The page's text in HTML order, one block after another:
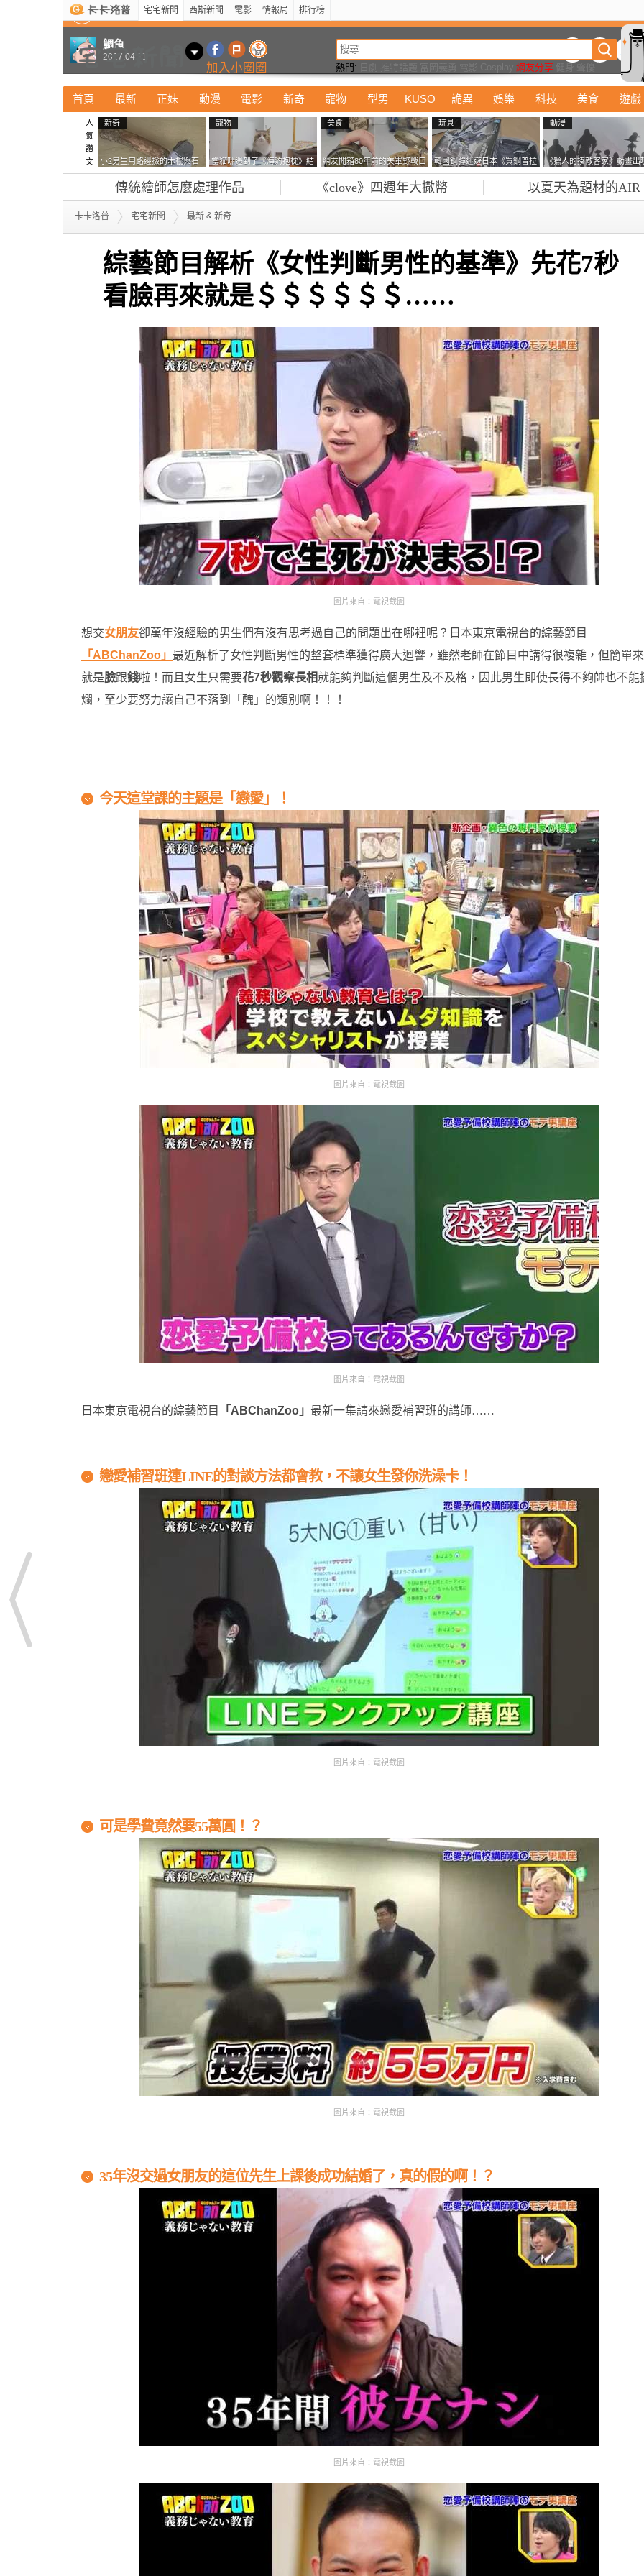
宅宅新聞 西斯新聞 電影 情報局 排行榜
加入小圈圈 熱門: 網友分享
首頁 最新 正妹 動漫 電影 新奇 寵物 型男 KUSO 詭異 娛樂 科技 美食 遊戲
人
氣
讚
文
新奇
小2男生用路邊撿的木棍與石
頭做成了《石斧》馬麻打開書
包嚇一跳怎麼會有這種東
西！？
寵物
當貓咪遇到了《海豹抱枕》結
果玩了10天後，海豹一整個走
鐘笑翻網友
美食
網友開箱80年前的美軍野戰口
糧 罐頭本身保存良好，但裡
面的味道...
玩具
韓國鋼彈迷遊日本《買鋼普拉
塞不進行李箱》網友們集思廣
益提供解方了……
動漫
《獵人的揍敵客家》動畫出
的這個剪影是誰？你是不是
記還有這號人物了
傳統繪師怎麼處理作品 《clove》四週年大撒幣 以夏天為題材的AIR
卡卡洛普 宅宅新聞 最新 & 新奇
綜藝節目解析《女性判斷男性的基準》先花7秒
看臉再來就是＄＄＄＄＄＄……
最新 新奇 正妹 寵物 型男 Kuso 科技 動漫
鯛魚
2017.04.11
圖片來自：電視截圖
想交女朋友卻萬年沒經驗的男生們有沒有思考過自己的問題出在哪裡呢？日本東京電視台的綜藝節目
「ABChanZoo」 最近解析了女性判斷男性的整套標準獲得廣大迴響，雖然老師在節目中講得很複雜，但簡單
就是臉跟錢啦！而且女生只需要花7秒觀察長相就能夠判斷這個男生及不及格，因此男生即使長得不夠帥也不能
爛，至少要努力讓自己不落到「醜」的類別啊！！！
今天這堂課的主題是「戀愛」！
圖片來自：電視截圖
圖片來自：電視截圖
日本東京電視台的綜藝節目 「ABChanZoo」 最新一集請來戀愛補習班的講師……
戀愛補習班連LINE的對談方法都會教，不讓女生發你洗澡卡！
圖片來自：電視截圖
可是學費竟然要55萬圓！？
圖片來自：電視截圖
35年沒交過女朋友的這位先生上課後成功結婚了，真的假的啊！？
圖片來自：電視截圖